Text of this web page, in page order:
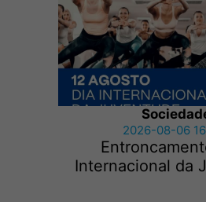
2026-08-06
Internacional da